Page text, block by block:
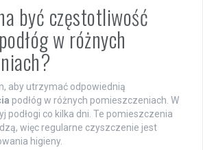
być częstotliwość
w różnych
aby utrzymać odpowiednią
podłóg w różnych pomieszczeniach. W
podłogi co kilka dni. Te pomieszczenia
więc regularne czyszczenie jest
higieny.